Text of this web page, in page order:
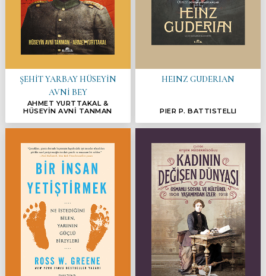
ŞEHİT YARBAY HÜSEYİN
AVNİ BEY
AHMET YURTTAKAL &
HÜSEYİN AVNİ TANMAN
HEINZ GUDERIAN
PIER P. BATTISTELLI